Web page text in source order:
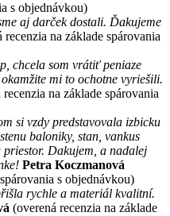
s objednávkou)
aj darček dostali. Ďakujeme
recenzia na základe spárovania
chcela som vrátiť peniaze
mi to ochotne vyriešili.
recenzia na základe spárovania
si vzdy predstavovala izbicku
baloniky, stan, vankus
Dakujem, a nadalej
Petra Koczmanová
s objednávkou)
rychle a materiál kvalitní.
(overená recenzia na základe